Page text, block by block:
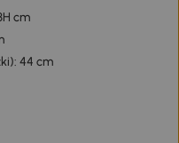
cm
44 cm